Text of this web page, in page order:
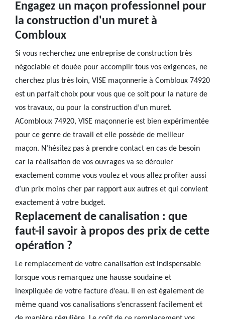
Engagez un maçon professionnel pour
la construction d'un muret à
Combloux
Si vous recherchez une entreprise de construction très
négociable et douée pour accomplir tous vos exigences, ne
cherchez plus très loin, VISE maçonnerie à Combloux 74920
est un parfait choix pour vous que ce soit pour la nature de
vos travaux, ou pour la construction d’un muret.
ACombloux 74920, VISE maçonnerie est bien expérimentée
pour ce genre de travail et elle possède de meilleur
maçon. N’hésitez pas à prendre contact en cas de besoin
car la réalisation de vos ouvrages va se dérouler
exactement comme vous voulez et vous allez profiter aussi
d’un prix moins cher par rapport aux autres et qui convient
exactement à votre budget.
Replacement de canalisation : que
faut-il savoir à propos des prix de cette
opération ?
Le remplacement de votre canalisation est indispensable
lorsque vous remarquez une hausse soudaine et
inexpliquée de votre facture d’eau. Il en est également de
même quand vos canalisations s’encrassent facilement et